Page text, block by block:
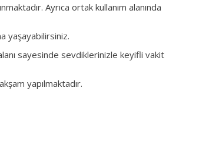
Ayrıca ortak kullanım alanında
yaşayabilirsiniz.
sayesinde sevdiklerinizle keyifli vakit
yapılmaktadır.